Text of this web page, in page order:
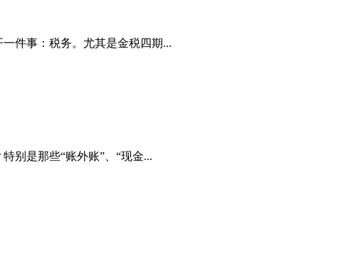
件事：税务。尤其是金税四期...
别是那些“账外账”、“现金...